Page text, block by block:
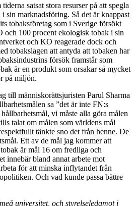
satsat stora resurser på att spegla
sin marknadsföring. Så det är knappast
tobaksföretag som i Sverige försökt
och 100 procent ekologisk tobak i sin
och KO reagerade dock och
tobakslagen att antyda att tobaken har
försök framstår som
är en produkt som orsakar så mycket
på miljön.
till människorättsjuristen Parul Sharma
sa ”det är inte FN:s
vi måste alla göra målen
talat om målen som världens mål
tänkte sno det från henne. De
Ett av de mål jag kommer att
är mål 16 om fredliga och
innebär bland annat arbete mot
för att minska inflytandet från
Och vad kunde passa bättre
universitet, och styrelseledamot i